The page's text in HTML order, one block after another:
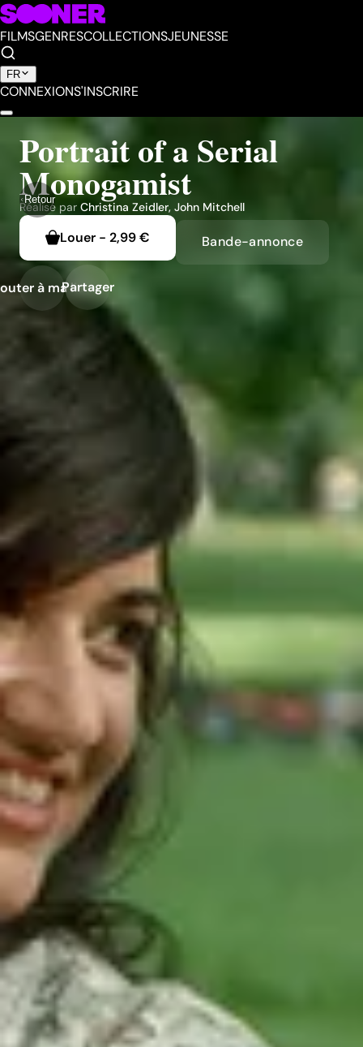
FILMSGENRESCOLLECTIONSJEUNESSE
FR
CONNEXIONS'INSCRIRE
Retour
Portrait of a Serial
Monogamist
Réalisé par Christina Zeidler, John Mitchell
Louer - 2,99 € Bande-annonce
à ma liste
Partager